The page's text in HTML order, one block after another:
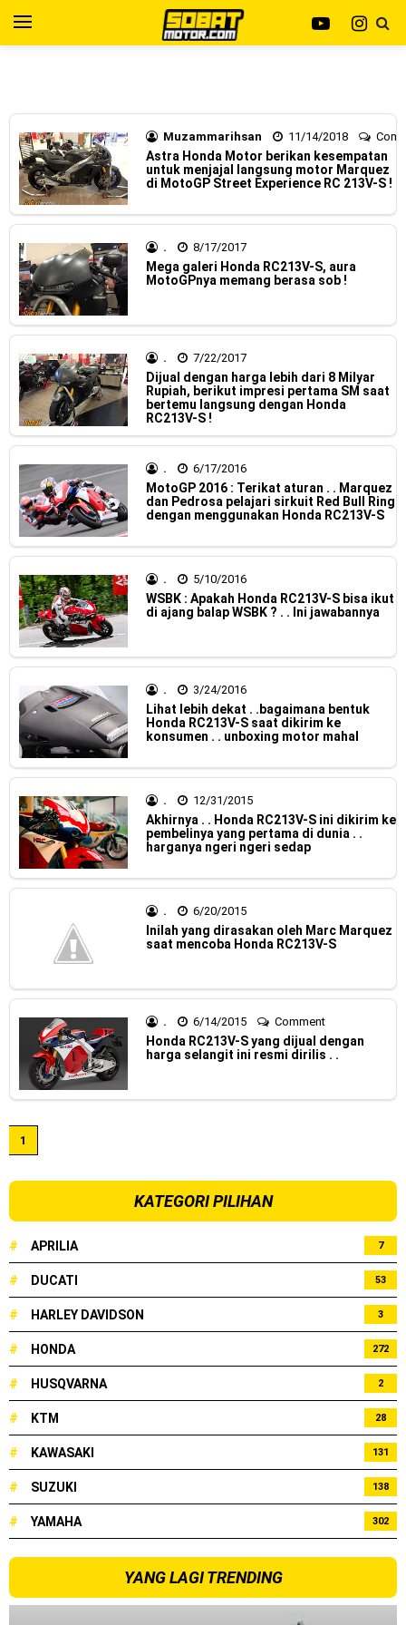
Yamaha Indonesia resmi merilis XMAX 250 model 2025
dikota Medan, kok bisa ?
Yamaha Indonesia Technician Grand Prix 2025 di
menangkan oleh Robet B Simanullang dari kota Medan !
Indonesia Technician Grand Prix Digelar, Lebih Dari 2
Dekade Komitmen Yamaha Cetak Teknisi Berkualitas Global
AHM Resmi merilis New Honda Beat 2025, warna lebih
mewah !
Warna Baru X-Ride 125 Tampil Tangguh dan Fresh Siap
Jelajah Petualangan Tanpa Batas
Yamalube Power XP Matic resmi dirilis untuk skutik Blue
Core 125cc dengan mobilitas tinggi
Yamaha Indonesia Rilis Warna Baru Fazzio Hybrid yang lebih
Eye Catchy & Kece Abis
Sudah pakai diskbrake belakang ! Yamaha Indonesia Resmi
perkenalkan Aerox Alpha 155 Turbo !
tinggal menunggu waktu ?
Honda Indonesia resmi jual New CBR 1000RR-R Fireblade
Dukung MotoGP Mandalika 2024, AHM serahkan 10 unit
Sudah pakai winglet Karbon, Yamaha resmi merilis YZF-R1
Edition 2025
Berkenalan dengan KTM 990 RC R, jagoan baru dari KTM !
Penampakan tim Red Bull KTM Factory Racing musim 2024 !
2023 !
Honda Rilis CBR1000RR-R 2023 Anniversary Edition !
MotoGP Amerika : Alex Rins berhasil juara pertama dan
perdana di tim LCR Honda !
Ngabuburide Yamaha Wr 155 R, Para Bikers Menikmati
Indahnya Sore di Kota Medan
Impresi pertama Kawasaki Ninja ZX-4RR 2023 yang cuma
Event Customaxi & Yard Built 2023 Resmi Dimulai !
model year 2026 !
Muzammarihsan 11/14/2018
Astra Honda Motor berikan kesempatan
untuk menjajal langsung motor Marquez
di MotoGP Street Experience RC 213V-S !
. 8/17/2017
Mega galeri Honda RC213V-S, aura
MotoGPnya memang berasa sob !
. 7/22/2017
Dijual dengan harga lebih dari 8 Milyar
Rupiah, berikut impresi pertama SM saat
bertemu langsung dengan Honda
RC213V-S !
. 6/17/2016
MotoGP 2016 : Terikat aturan . . Marquez
dan Pedrosa pelajari sirkuit Red Bull Ring
dengan menggunakan Honda RC213V-S
. 5/10/2016
WSBK : Apakah Honda RC213V-S bisa ikut
di ajang balap WSBK ? . . Ini jawabannya
. 3/24/2016
Lihat lebih dekat . .bagaimana bentuk
Honda RC213V-S saat dikirim ke
konsumen . . unboxing motor mahal
. 12/31/2015
Akhirnya . . Honda RC213V-S ini dikirim ke
pembelinya yang pertama di dunia . .
harganya ngeri ngeri sedap
. 6/20/2015
Inilah yang dirasakan oleh Marc Marquez
saat mencoba Honda RC213V-S
. 6/14/2015 Comment
Honda RC213V-S yang dijual dengan
harga selangit ini resmi dirilis . .
1
KATEGORI PILIHAN
# APRILIA 7
# DUCATI 53
# HARLEY DAVIDSON 3
# HONDA 272
# HUSQVARNA 2
# KTM 28
# KAWASAKI 131
# SUZUKI 138
# YAMAHA 302
YANG LAGI TRENDING